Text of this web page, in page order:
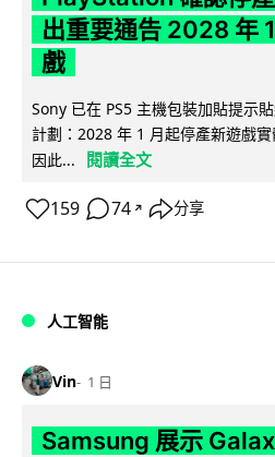
出重要通告 2028 年
戲
Sony 已在 PS5 主機包裝加貼提示
計劃：2028 年 1 月起停產新遊戲
因此...
閱讀全文
159 74 ↗ 分享
人工智能
Vin 1 日
Samsung 展示